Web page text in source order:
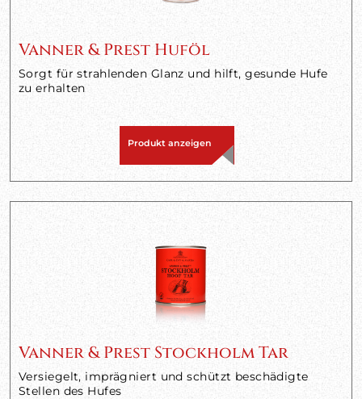
Vanner & Prest Huföl
Sorgt für strahlenden Glanz und hilft, gesunde Hufe
zu erhalten
Produkt anzeigen
Vanner & Prest Stockholm Tar
Versiegelt, imprägniert und schützt beschädigte
Stellen des Hufes